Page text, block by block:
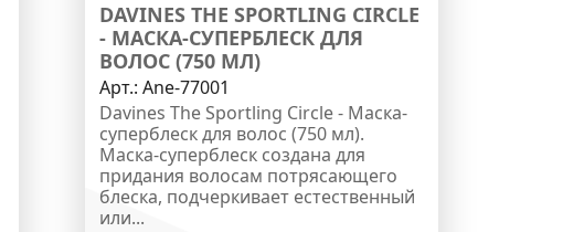
DAVINES THE SPORTLING CIRCLE
- МАСКА-СУПЕРБЛЕСК ДЛЯ
ВОЛОС (750 МЛ)
Арт.:Ane-77001
Davines The Sportling Circle - Маска-
суперблеск для волос (750 мл).
Маска-суперблеск создана для
придания волосам потрясающего
блеска, подчеркивает естественный
или...